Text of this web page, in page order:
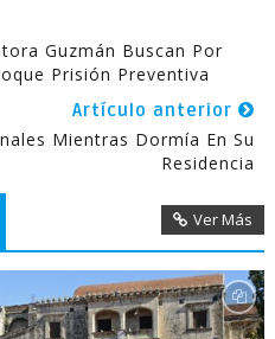
Guzmán Buscan Por
Prisión Preventiva
Artículo anterior
Mientras Dormía En Su
Residencia
Ver Más